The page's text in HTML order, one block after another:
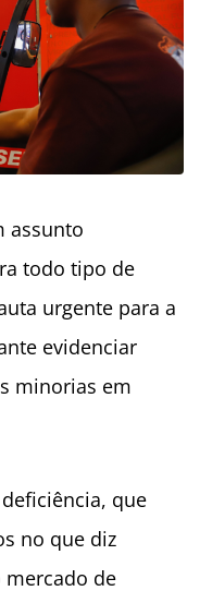
assunto
todo tipo de
urgente para a
evidenciar
minorias em
que
no que diz
mercado de